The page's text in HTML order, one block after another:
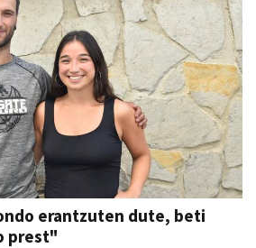
erantzuten dute, beti
prest"